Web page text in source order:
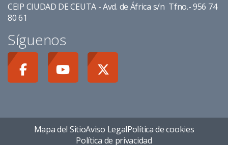
CEIP CIUDAD DE CEUTA - Avd. de África s/n Tfno.- 956 74
80 61
Síguenos
Mapa del SitioAviso LegalPolítica de cookies
Política de privacidad